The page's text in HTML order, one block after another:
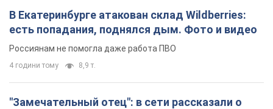
В Екатеринбурге атакован склад Wildberries:
есть попадания, поднялся дым. Фото и видео
Россиянам не помогла даже работа ПВО
4 години тому 8,9 т.
"Замечательный отец": в сети рассказали о